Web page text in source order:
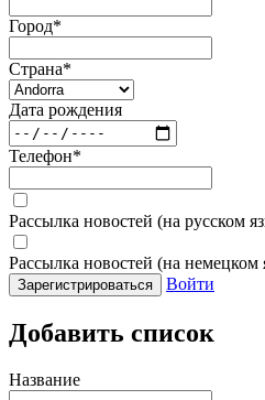
Город*
Страна*
Дата рождения
Телефон*
Рассылка новостей (на русском
Рассылка новостей (на немецком
Зарегистрироваться Войти
Добавить список
Название